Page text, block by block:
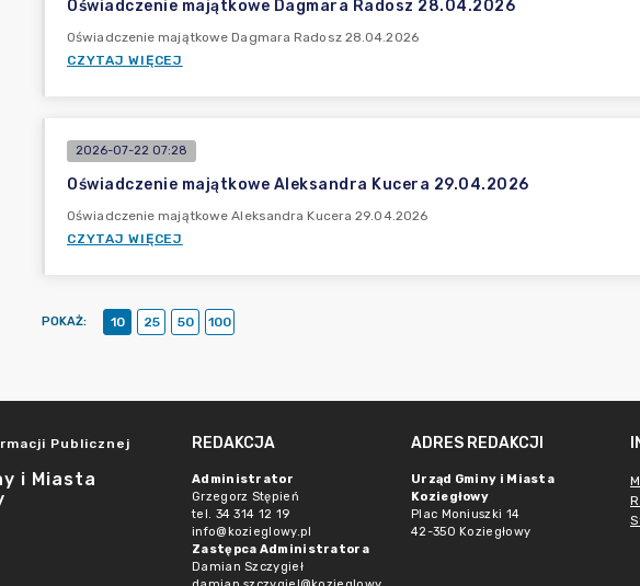
Oświadczenie majątkowe Dagmara Radosz 28.04.2026
Oświadczenie majątkowe Dagmara Radosz 28.04.2026
CZYTAJ WIĘCEJ
2026-07-22 07:28
Oświadczenie majątkowe Aleksandra Kucera 29.04.2026
Oświadczenie majątkowe Aleksandra Kucera 29.04.2026
CZYTAJ WIĘCEJ
POKAŻ: 10 25 50 100
Publicznej
i Miasta
REDAKCJA
Administrator
Grzegorz Stępień
tel. 34 314 12 19
info@kozieglowy.pl
Zastępca Administratora
Damian Szczygieł
ADRES REDAKCJI
Urząd Gminy i Miasta
Koziegłowy
Plac Moniuszki 14
42-350 Koziegłowy